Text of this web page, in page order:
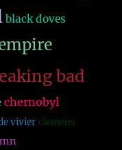
black doves
bad
chernobyl
vivier clemens